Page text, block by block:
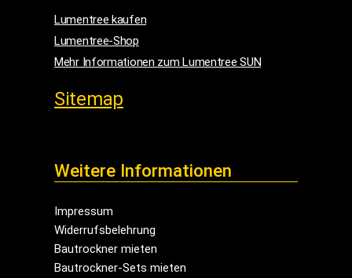
Lumentree kaufen
Lumentree-Shop
Mehr Informationen zum Lumentree SUN
Sitemap
Weitere Informationen
Impressum
Widerrufsbelehrung
Bautrockner mieten
Bautrockner-Sets mieten